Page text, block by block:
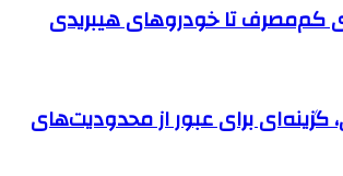
کم‌مصرف تا خودروهای هیبریدی
گزینه‌ای برای عبور از محدودیت‌های